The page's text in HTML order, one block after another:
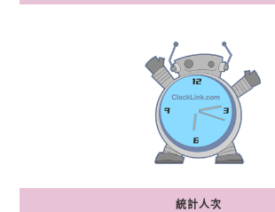
統計人次